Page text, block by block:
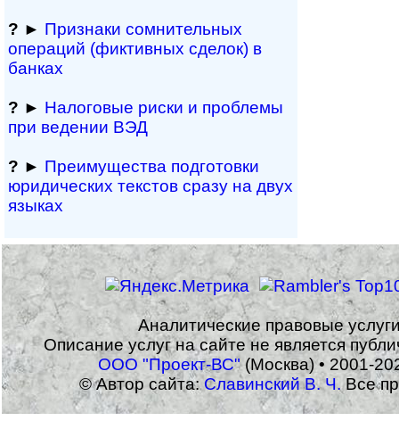
? ► Признаки сомнитель­ных
операций (фиктивных сделок) в
банках
? ► Налоговые риски и проблемы
при ведении ВЭД
? ► Преимущества под­гото­вки
юри­ди­чес­ких тек­с­тов сразу на двух
языках
Аналитические правовые
Описание услуг на сайте не является
ООО "Проект-ВС"(Москва) • 2001-
© Автор сайта:Славинский В. Ч.Все